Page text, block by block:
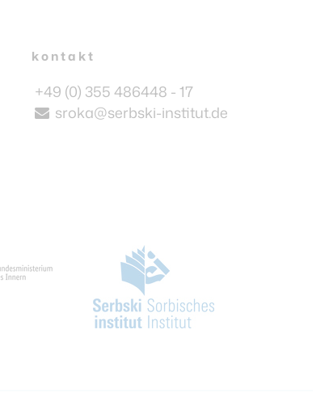
kontakt
+49 (0) 355 486448 - 17
sroka@serbski-institut.de